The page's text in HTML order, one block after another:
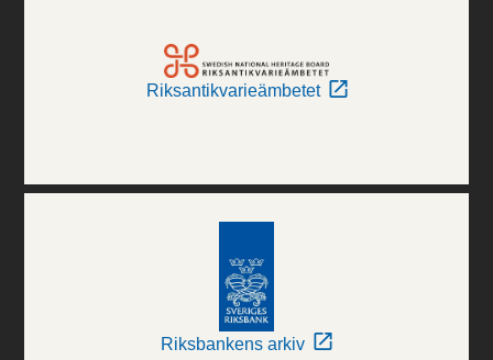
Riksantikvarieämbetet
Riksbankens arkiv